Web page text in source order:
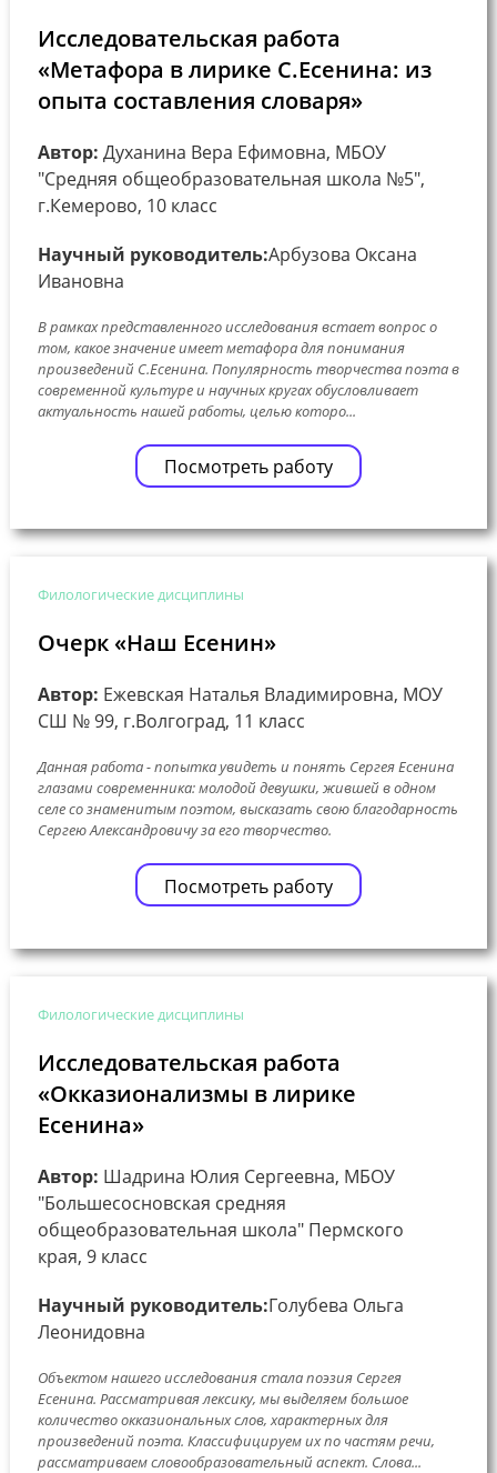
Исследовательская работа
«Метафора в лирике С.Есенина: из
опыта составления словаря»
Автор: Духанина Вера Ефимовна, МБОУ
"Средняя общеобразовательная школа №5",
г.Кемерово, 10 класс
Научный руководитель:Арбузова Оксана
Ивановна
В рамках представленного исследования встает вопрос о
том, какое значение имеет метафора для понимания
произведений С.Есенина. Популярность творчества поэта в
современной культуре и научных кругах обусловливает
актуальность нашей работы, целью которо...
Посмотреть работу
Филологические дисциплины
Очерк «Наш Есенин»
Автор: Ежевская Наталья Владимировна, МОУ
СШ № 99, г.Волгоград, 11 класс
Данная работа - попытка увидеть и понять Сергея Есенина
глазами современника: молодой девушки, жившей в одном
селе со знаменитым поэтом, высказать свою благодарность
Сергею Александровичу за его творчество.
Посмотреть работу
Филологические дисциплины
Исследовательская работа
«Окказионализмы в лирике
Есенина»
Автор: Шадрина Юлия Сергеевна, МБОУ
"Большесосновская средняя
общеобразовательная школа" Пермского
края, 9 класс
Научный руководитель:Голубева Ольга
Леонидовна
Объектом нашего исследования стала поэзия Сергея
Есенина. Рассматривая лексику, мы выделяем большое
количество окказиональных слов, характерных для
произведений поэта. Классифицируем их по частям речи,
рассматриваем словообразовательный аспект. Слова...